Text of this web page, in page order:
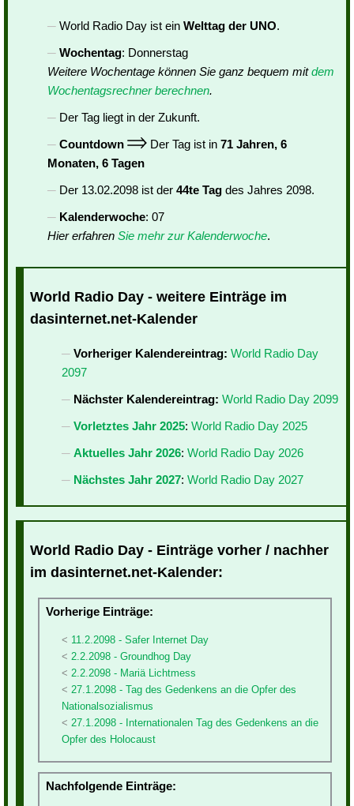
World Radio Day ist ein Welttag der UNO.
Wochentag: Donnerstag
Weitere Wochentage können Sie ganz bequem mitdem
Wochentagsrechner berechnen.
Der Tag liegt in der Zukunft.
Countdown
Der Tag ist in 71 Jahren, 6
Monaten, 6 Tagen
Der 13.02.2098 ist der 44te Tag des Jahres 2098.
Kalenderwoche: 07
Hier erfahren Sie mehr zur Kalenderwoche.
World Radio Day - weitere Einträge im
dasinternet.net-Kalender
Vorheriger Kalendereintrag: World Radio Day
2097
Nächster Kalendereintrag: World Radio Day 2099
Vorletztes Jahr 2025: World Radio Day 2025
Aktuelles Jahr 2026: World Radio Day 2026
Nächstes Jahr 2027: World Radio Day 2027
World Radio Day - Einträge vorher / nachher
im dasinternet.net-Kalender:
Vorherige Einträge:
11.2.2098 - Safer Internet Day
2.2.2098 - Groundhog Day
2.2.2098 - Mariä Lichtmess
27.1.2098 - Tag des Gedenkens an die Opfer des
Nationalsozialismus
27.1.2098 - Internationalen Tag des Gedenkens an die
Opfer des Holocaust
Nachfolgende Einträge: